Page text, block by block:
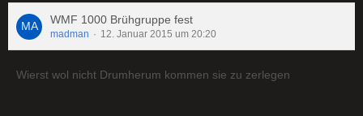
WMF 1000 Brühgruppe fest
madman 12. Januar 2015 um 20:20
Wierst wol nicht Drumherum kommen sie zu zerlegen